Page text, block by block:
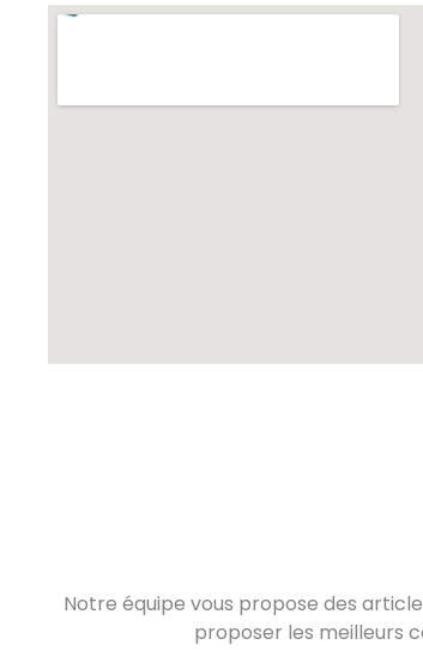
Notre équipe vous propose des
proposer les meilleurs